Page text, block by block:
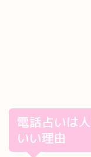
電話占いは
いい理由